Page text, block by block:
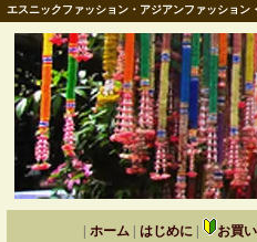
エスニックファッション・アジアンファッション
ホーム| はじめに| お買